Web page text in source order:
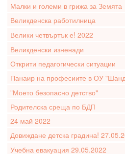
Малки и големи в грижа за Земята
Великденска работилница
Велики четвъртък е! 2022
Великденски изненади
Открити педагогически ситуации
Панаир на професиите в ОУ
"Моето безопасно детство"
Родителска среща по БДП
24 май 2022
Довиждане детска градина!
Учебна евакуация 29.05.2022